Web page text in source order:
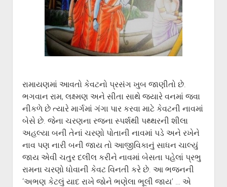
વધુ માહિતી
open
dropdown
ગુજરાતી સાહિત્ય-જગત
આપના પ્રતિભાવો
સર્જકોને સલામ
Privacy Policy
રામાયણમાં આવતો કેવટનો પ્રસંગ ખુબ જાણીતો છે.
ભગવાન રામ, લક્ષ્મણ અને સીતા સાથે જ્યારે વનમાં જવા
નીકળે છે ત્યારે માર્ગમાં ગંગા પાર કરવા માટે કેવટની નાવમાં
બેસે છે. જેના ચરણના રજના સ્પર્શથી પથ્થરની શીલા
અહલ્યા બની તેનાં ચરણો પોતાની નાવમાં પડે અને રખેને
નાવ પણ નારી બની જાય તો આજીવિકાનું સાધન ચાલ્યું
જાય એવી ચતુર દલીલ કરીને નાવમાં બેસતા પહેલાં પ્રભુ
રામના ચરણો ધોવાની કેવટ વિનતી કરે છે. આ ભજનની
‘અભણ કેટલું યાદ રાખે જોને ભણેલા ભૂલી જાય’ … એ